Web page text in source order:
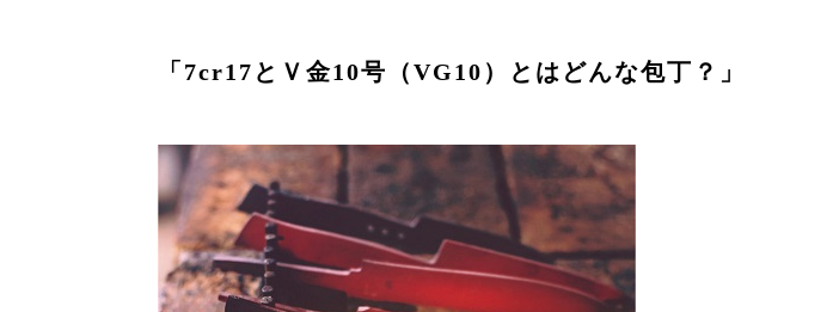
「 7cr17 とＶ金10号（VG10 ）とはどんな包丁？」